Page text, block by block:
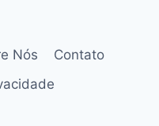
Nós
Contato